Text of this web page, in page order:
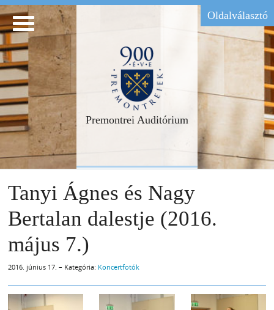
Oldalválasztó
Premontrei Auditórium
Tanyi Ágnes és Nagy
Bertalan dalestje (2016.
május 7.)
2016. június 17. – Kategória: Koncertfotók